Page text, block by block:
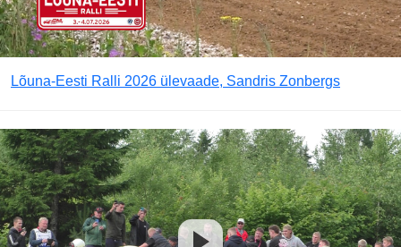
Lõuna-Eesti Ralli 2026 ülevaade, Sandris Zonbergs